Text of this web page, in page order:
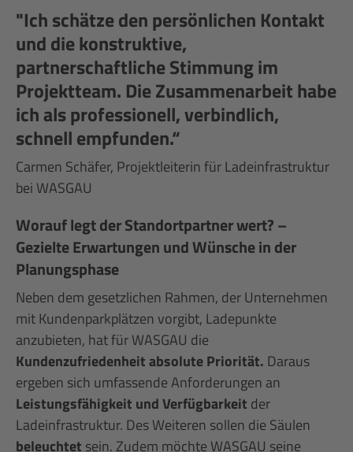
"Ich schätze den persönlichen Kontakt
und die konstruktive,
partnerschaftliche Stimmung im
Projektteam. Die Zusammenarbeit habe
ich als professionell, verbindlich,
schnell empfunden.“
Carmen Schäfer, Projektleiterin für Ladeinfrastruktur
bei WASGAU
Worauf legt der Standortpartner wert? –
Gezielte Erwartungen und Wünsche in der
Planungsphase
Neben dem gesetzlichen Rahmen, der Unternehmen
mit Kundenparkplätzen vorgibt, Ladepunkte
anzubieten, hat für WASGAU die
Kundenzufriedenheit absolute Priorität. Daraus
ergeben sich umfassende Anforderungen an
Leistungsfähigkeit und Verfügbarkeit der
Ladeinfrastruktur. Des Weiteren sollen die Säulen
beleuchtet sein. Zudem möchte WASGAU seine